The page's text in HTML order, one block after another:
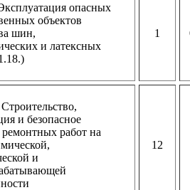
опасных
объектов
шин,
и латексных
1
и безопасное
работ на
и
12